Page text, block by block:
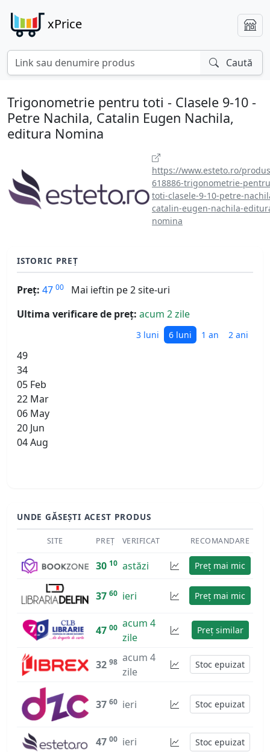
xPrice
Caută
Trigonometrie pentru toti - Clasele 9-10 -
Petre Nachila, Catalin Eugen Nachila,
editura Nomina
https://www.esteto.ro/
618886-trigonometrie-
toti-clasele-9-10-petre-
catalin-eugen-nachila-
nomina
ISTORIC PREȚ
Preț: 47 00
Mai ieftin pe 2 site-uri
Ultima verificare de preț: acum 2 zile
3 luni 6 luni 1 an 2 ani
49
34
05 Feb
22 Mar
06 May
20 Jun
04 Aug
UNDE GĂSEȘTI ACEST PRODUS
SITE PREȚ VERIFICAT RECOMANDARE
30 10 astăzi Preț mai mic
37 60 ieri Preț mai mic
47 00 acum 4
zile
Preț similar
32 98 acum 4
zile
Stoc epuizat
37 60 ieri Stoc epuizat
47 00 ieri Stoc epuizat